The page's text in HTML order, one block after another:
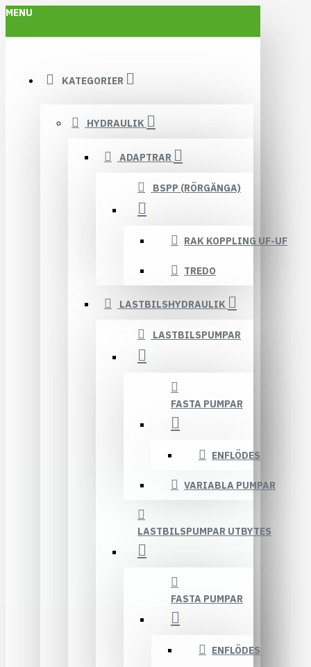
MENU
KATEGORIER
HYDRAULIK
ADAPTRAR
BSPP (RÖRGÄNGA)
RAK KOPPLING UF-UF
TREDO
LASTBILSHYDRAULIK
LASTBILSPUMPAR
FASTA PUMPAR
ENFLÖDES
VARIABLA PUMPAR
LASTBILSPUMPAR UTBYTES
FASTA PUMPAR
ENFLÖDES